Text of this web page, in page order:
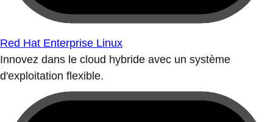
Red Hat Enterprise Linux
Innovez dans le cloud hybride avec un système
d'exploitation flexible.